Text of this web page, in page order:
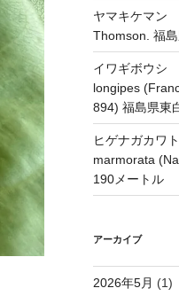
ヤマキケマン
Thomson. 福
イワギボウシ
longipes
894) 福島県東
ヒゲナガカワ
marmorata
190メートル
アーカイブ
2026年5月 (1)